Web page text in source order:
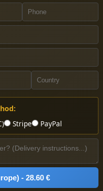
Stripe PayPal
- 28.60 €